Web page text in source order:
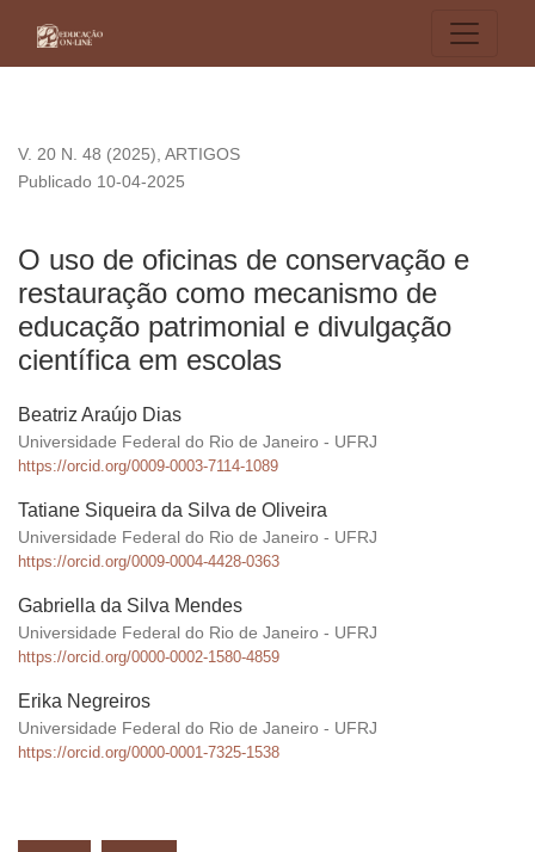
V. 20 N. 48 (2025), ARTIGOS
O uso de oficinas de conservação e
restauração como mecanismo de
educação patrimonial e divulgação
científica em escolas
Publicado 10-04-2025
Beatriz Araújo Dias
Universidade Federal do Rio de Janeiro - UFRJ
https://orcid.org/0009-0003-7114-1089
Tatiane Siqueira da Silva de Oliveira
Universidade Federal do Rio de Janeiro - UFRJ
https://orcid.org/0009-0004-4428-0363
Gabriella da Silva Mendes
Universidade Federal do Rio de Janeiro - UFRJ
https://orcid.org/0000-0002-1580-4859
Erika Negreiros
Universidade Federal do Rio de Janeiro - UFRJ
https://orcid.org/0000-0001-7325-1538